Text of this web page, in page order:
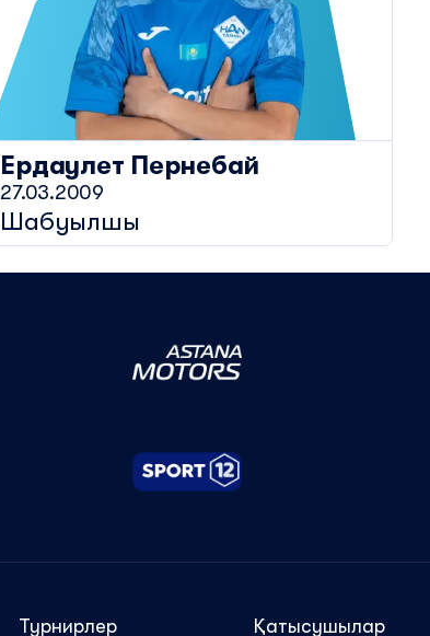
Ердаулет Пернебай
27.03.2009
Шабуылшы
Турнирлер Қатысушылар